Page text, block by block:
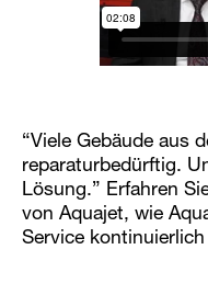
“Viele Gebäude aus
reparaturbedürftig.
Lösung.” Erfahren
von Aquajet, wie
Service